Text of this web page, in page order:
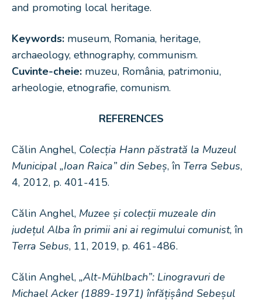
and promoting local heritage.
Keywords: museum, Romania, heritage,
archaeology, ethnography, communism.
Cuvinte-cheie: muzeu, România, patrimoniu,
arheologie, etnografie, comunism.
REFERENCES
Călin Anghel, Colecția Hann păstrată la Muzeul
Municipal „Ioan Raica” din Sebeș, în Terra Sebus,
4, 2012, p. 401-415.
Călin Anghel, Muzee și colecții muzeale din
județul Alba în primii ani ai regimului comunist, în
Terra Sebus, 11, 2019, p. 461-486.
Călin Anghel, „Alt-Mühlbach”: Linogravuri de
Michael Acker (1889-1971) înfățișând Sebeșul